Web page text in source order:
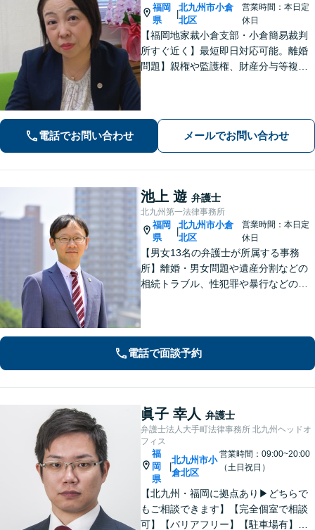
福岡
県
|
北九州市小倉
北区
営業時間：本日定
休日
【福岡地家裁小倉支部・小倉簡易裁判
所すぐ近く】最短即日対応可能。離婚
問題】親権や監護権、財産分与等複雑
力と交渉力を強みに円満な相続へ。
電話でお問い合わせ メールでお問い合わせ
池上 遊 弁護士
北九州第一法律事務所
福岡
県
|
北九州市小倉
北区
営業時間：本日定
休日
【男女13名の弁護士が所属する事務
所】離婚・男女問題や遺産分割などの
相続トラブル、性犯罪や暴行などの刑
します【土日祝・当日対応可】
電話で面談予約
眞子 幸人 弁護士
弁護士法人大手町法律事務所 北九州ヘッドオ
フィス
福
岡
県
|
北九州市小
倉北区
営業時間：09:00~20:00
（土日祝日）
【北九州・福岡に拠点あり▶どちらで
もご相談できます】【完全個室で相談
可】【バリアフリー】【駐車場有】法